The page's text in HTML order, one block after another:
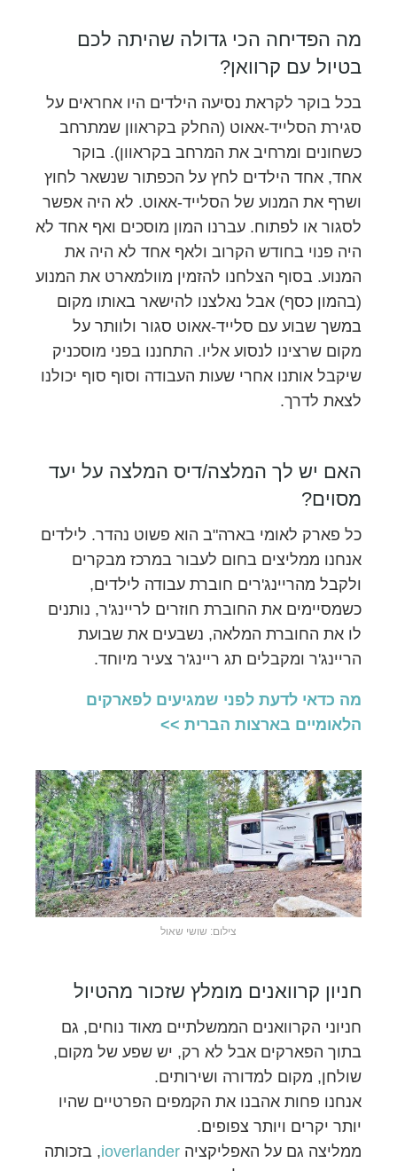
מה הפדיחה הכי גדולה שהיתה לכם
בטיול עם קרוואן?
בכל בוקר לקראת נסיעה הילדים היו אחראים על
סגירת הסלייד-אאוט (החלק בקראוון שמתרחב
כשחונים ומרחיב את המרחב בקראוון). בוקר
אחד, אחד הילדים לחץ על הכפתור שנשאר לחוץ
ושרף את המנוע של הסלייד-אאוט. לא היה אפשר
לסגור או לפתוח. עברנו המון מוסכים ואף אחד לא
היה פנוי בחודש הקרוב ולאף אחד לא היה את
המנוע. בסוף הצלחנו להזמין מוולמארט את המנוע
(בהמון כסף) אבל נאלצנו להישאר באותו מקום
במשך שבוע עם סלייד-אאוט סגור ולוותר על
מקום שרצינו לנסוע אליו. התחננו בפני מוסכניק
שיקבל אותנו אחרי שעות העבודה וסוף סוף יכולנו
לצאת לדרך.
האם יש לך המלצה/דיס המלצה על יעד
מסוים?
כל פארק לאומי בארה"ב הוא פשוט נהדר. לילדים
אנחנו ממליצים בחום לעבור במרכז מבקרים
ולקבל מהריינג'רים חוברת עבודה לילדים,
כשמסיימים את החוברת חוזרים לריינג'ר, נותנים
לו את החוברת המלאה, נשבעים את שבועת
הריינג'ר ומקבלים תג ריינג'ר צעיר מיוחד.
מה כדאי לדעת לפני שמגיעים לפארקים
הלאומיים בארצות הברית >>
צילום: שושי שאול
חניון קרוואנים מומלץ שזכור מהטיול
חניוני הקרוואנים הממשלתיים מאוד נוחים, גם
בתוך הפארקים אבל לא רק, יש שפע של מקום,
שולחן, מקום למדורה ושירותים.
אנחנו פחות אהבנו את הקמפים הפרטיים שהיו
יותר יקרים ויותר צפופים.
ממליצה גם על האפליקציה ioverlander, בזכותה